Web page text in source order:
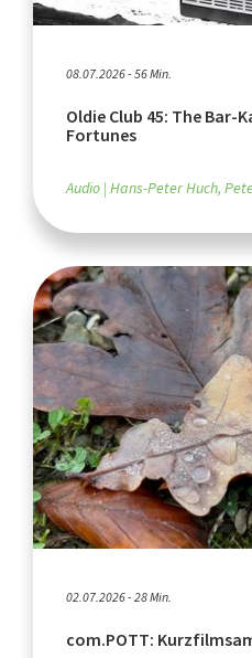
08.07.2026 - 56 Min.
Oldie Club 45: The Bar-
Fortunes
Audio Hans-Peter Huch,
02.07.2026 - 28 Min.
com.POTT: